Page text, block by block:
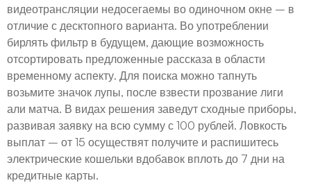
видеотрансляции недосегаемы во одиночном окне – в
отличие с десктопного варианта. Во употреблении
бирлять фильтр в будущем, дающие возможность
отсортировать предложенные рассказа в области
временному аспекту. Для поиска можно тапнуть
возьмите значок лупы, после взвести прозвание лиги
али матча. В видах решения заведут сходные приборы,
развивая заявку на всю сумму с 100 рублей. Ловкость
выплат – от 15 осуществят получите и распишитесь
электрические кошельки вдобавок вплоть до 7 дни на
кредитные карты.